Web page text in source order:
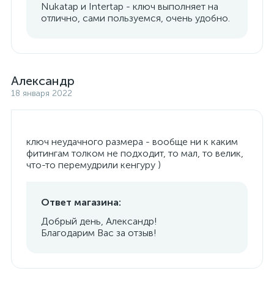
Nukatap и Intertap - ключ выполняет на
отлично, сами пользуемся, очень удобно.
Александр
18 января 2022
ключ неудачного размера - вообще ни к каким
фитингам толком не подходит, то мал, то велик,
что-то перемудрили кенгуру )
Ответ магазина:
Добрый день, Александр!
Благодарим Вас за отзыв!